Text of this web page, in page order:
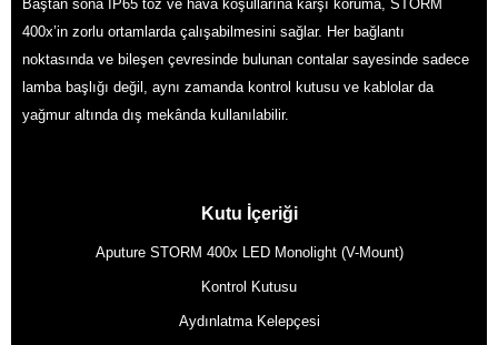
Baştan sona IP65 toz ve hava koşullarına karşı koruma, STORM
400x’in zorlu ortamlarda çalışabilmesini sağlar. Her bağlantı
noktasında ve bileşen çevresinde bulunan contalar sayesinde sadece
lamba başlığı değil, aynı zamanda kontrol kutusu ve kablolar da
yağmur altında dış mekânda kullanılabilir.
Kutu İçeriği
Aputure STORM 400x LED Monolight (V-Mount)
Kontrol Kutusu
Aydınlatma Kelepçesi